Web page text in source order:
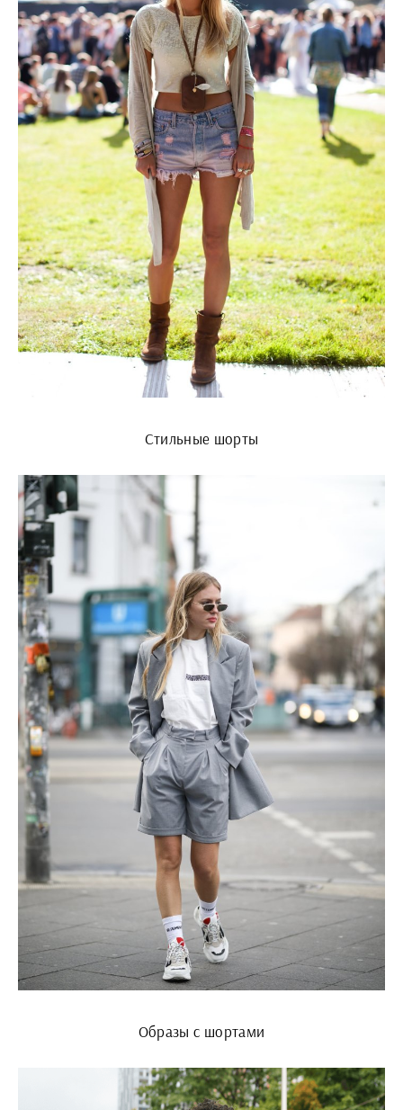
Стильные шорты
Образы с шортами